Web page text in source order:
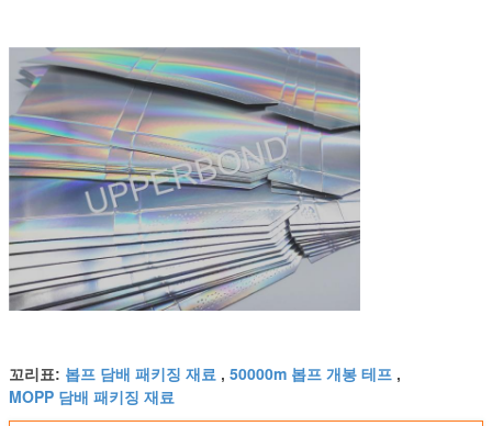
페이퍼 유형 골판지, 크라프트 지, 판지, 코트지, 왁스 코트지
사용 셔츠, 케이크, 향기, 칸델라, 시청, 와인, 샴푸, 비
꼬리표: 봅프 담배 패키징 재료 , 50000m 봅프 개봉 테프 ,
MOPP 담배 패키징 재료